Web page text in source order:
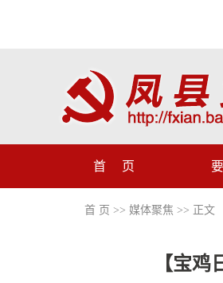
首 页
首 页 >> 媒体聚焦 >> 正文
【宝